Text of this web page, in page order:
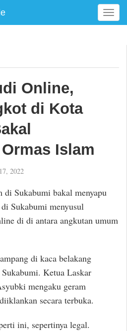
T
o
e
Online,
di Kota
Islam
2022
di Sukabumi bakal menyapu
Sukabumi menyusul
di di antara angkutan umum
di kaca belakang
Ketua Laskar
mengaku geram
secara terbuka.
ini, sepertinya legal.